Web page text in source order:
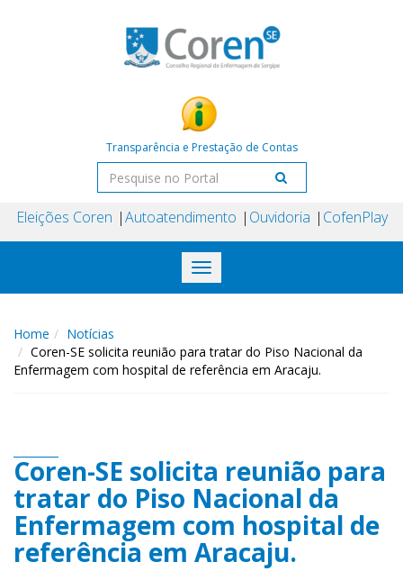
Transparência e Prestação de Contas
Eleições Coren Autoatendimento Ouvidoria CofenPlay
Toggle
navigation
Home
Notícias
Coren-SE solicita reunião para tratar do Piso Nacional da
Enfermagem com hospital de referência em Aracaju.
Coren-SE solicita reunião para
tratar do Piso Nacional da
Enfermagem com hospital de
referência em Aracaju.